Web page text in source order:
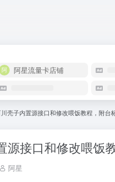
阿星流量卡店铺
壳子内置源接口和修改喂饭教程，附台
源接口和修改喂饭
阿星